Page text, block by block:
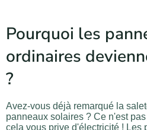
Pourquoi les
ordinaires
?
Avez-vous déjà remarqué la
panneaux solaires ? Ce n'est
cela vous prive d'électricité ! Les